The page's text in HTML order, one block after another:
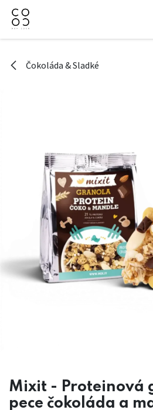
Přejít na obsah
Čokoláda & Sladké
Mixit - Proteinová
pece čokoláda a